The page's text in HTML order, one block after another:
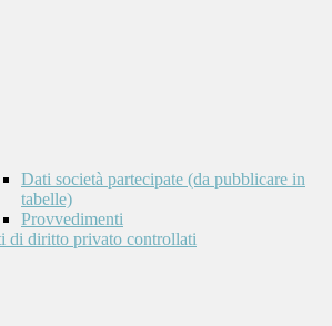
Dati società partecipate (da pubblicare in
tabelle)
Provvedimenti
di diritto privato controllati